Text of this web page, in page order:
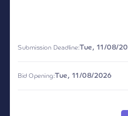
Submission Deadline:Tue, 11/08/
Bid Opening:Tue, 11/08/2026